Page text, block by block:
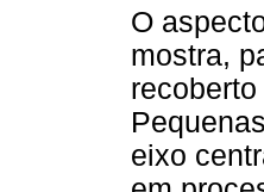
O
mostra,
eixo